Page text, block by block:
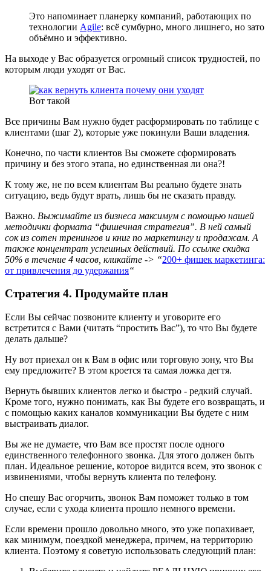
Это напоминает планерку компаний, работающих по
технологии Agile: всё сумбурно, много лишнего, но зато
объёмно и эффективно.
На выходе у Вас образуется огромный список трудностей, по
которым люди уходят от Вас.
Вот такой
Все причины Вам нужно будет расформировать по таблице с
клиентами (шаг 2), которые уже покинули Ваши владения.
Конечно, по части клиентов Вы сможете сформировать
причину и без этого этапа, но единственная ли она?!
К тому же, не по всем клиентам Вы реально будете знать
ситуацию, ведь будут врать, лишь бы не сказать правду.
Важно. Выжимайте из бизнеса максимум с помощью нашей
методички формата “фишечная стратегия”. В ней самый
сок из сотен тренингов и книг по маркетингу и продажам. А
также концентрат успешных действий. По ссылке скидка
50% в течение 4 часов, кликайте -> “200+ фишек маркетинга:
от привлечения до удержания“
Стратегия 4. Продумайте план
Если Вы сейчас позвоните клиенту и уговорите его
встретится с Вами (читать “простить Вас”), то что Вы будете
делать дальше?
Ну вот приехал он к Вам в офис или торговую зону, что Вы
ему предложите? В этом кроется та самая ложка дегтя.
Вернуть бывших клиентов легко и быстро - редкий случай.
Кроме того, нужно понимать, как Вы будете его возвращать, и
с помощью каких каналов коммуникации Вы будете с ним
выстраивать диалог.
Вы же не думаете, что Вам все простят после одного
единственного телефонного звонка. Для этого должен быть
план. Идеальное решение, которое видится всем, это звонок с
извинениями, чтобы вернуть клиента по телефону.
Но спешу Вас огорчить, звонок Вам поможет только в том
случае, если с ухода клиента прошло немного времени.
Если времени прошло довольно много, это уже попахивает,
как минимум, поездкой менеджера, причем, на территорию
клиента. Поэтому я советую использовать следующий план: